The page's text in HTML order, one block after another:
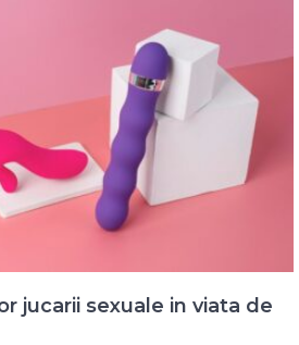
jucarii sexuale in viata de